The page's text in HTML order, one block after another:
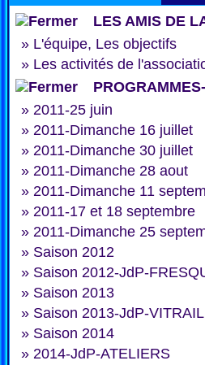
LES AMIS DE
» L'équipe, Les objectifs
» Les activités de
» 2011-25 juin
» 2011-Dimanche 16 juillet
» 2011-Dimanche 30 juillet
» 2011-Dimanche 28 aout
» 2011-Dimanche 11
» 2011-17 et 18 septembre
» 2011-Dimanche 25
» Saison 2012
» Saison 2012-JdP-
» Saison 2013
» Saison 2013-JdP-VITRAIL
» Saison 2014
» 2014-JdP-ATELIERS